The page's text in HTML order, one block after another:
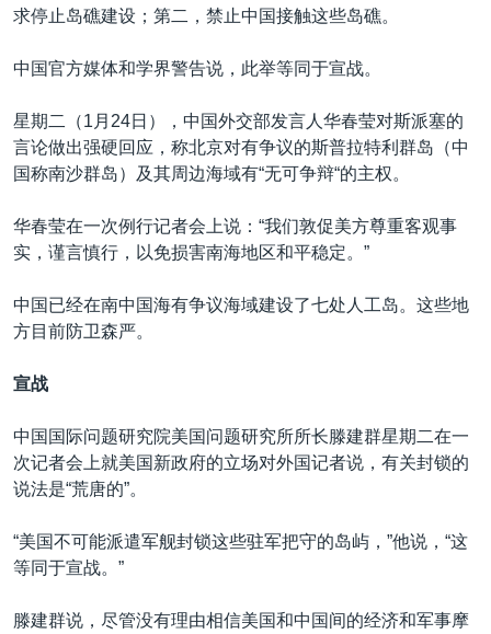
求停止岛礁建设；第二，禁止中国接触这些岛礁。
中国官方媒体和学界警告说，此举等同于宣战。
星期二（1月24日），中国外交部发言人华春莹对斯派塞的
言论做出强硬回应，称北京对有争议的斯普拉特利群岛（中
国称南沙群岛）及其周边海域有“无可争辩“的主权。
华春莹在一次例行记者会上说：“我们敦促美方尊重客观事
实，谨言慎行，以免损害南海地区和平稳定。”
中国已经在南中国海有争议海域建设了七处人工岛。这些地
方目前防卫森严。
宣战
中国国际问题研究院美国问题研究所所长滕建群星期二在一
次记者会上就美国新政府的立场对外国记者说，有关封锁的
说法是“荒唐的”。
“美国不可能派遣军舰封锁这些驻军把守的岛屿，”他说，“这
等同于宣战。”
滕建群说，尽管没有理由相信美国和中国间的经济和军事摩